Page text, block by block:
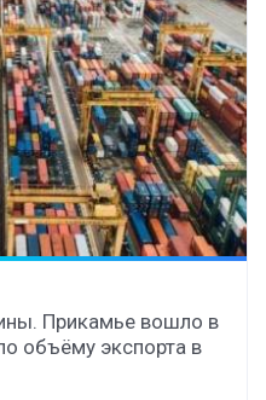
Прикамье вошло в
объёму экспорта в